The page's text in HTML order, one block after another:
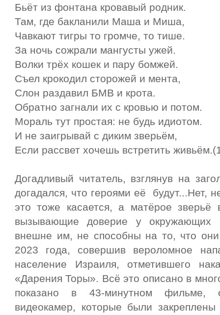
Бьёт из фонтана кровавый родник.
Там, где бакланили Маша и Миша,
Чавкают тигры то громче, то тише.
За ночь сожрали мангусты ужей.
Волки трёх кошек и пару бомжей.
Съел крокодил сторожей и мента,
Слон раздавил БМВ и крота.
Обратно загнали их с кровью и потом.
Мораль тут простая: не будь идиотом.
И не заигрывай с диким зверьём,
Если рассвет хочешь встретить
Догадливый читатель, взглянув на
догадался, что героями её будут...Нет,
это тоже касается, а матёрое
вызывающие доверие у
внешне им, не способны на то, что они
2023 года, совершив вероломное
население Израиля, отметившего
«Дарения Торы». Всё это описано в
показано в 43-минутном фильме,
видеокамер, которые были